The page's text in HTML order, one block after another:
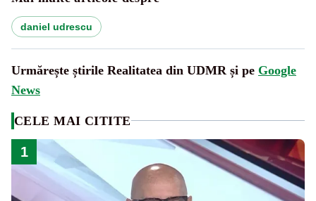
daniel udrescu
Urmărește știrile Realitatea din UDMR și pe Google
News
CELE MAI CITITE
1